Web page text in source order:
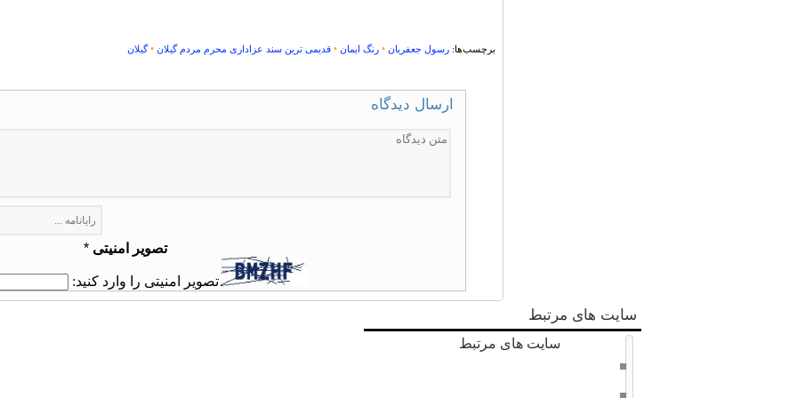
برچسب‌ها: رسول جعفریان • رنگ ایمان • قدیمی ترین سند عزاداری محرم مردم گیلان •گیلان
ارسال دیدگاه
تصویر امنیتی *
تصویر امنیتی را وارد کنید:
سایت های مرتبط
سایت های مرتبط